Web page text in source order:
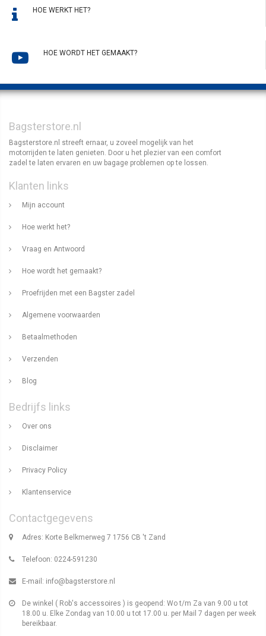
HOE WERKT HET?
HOE WORDT HET GEMAAKT?
Bagsterstore.nl
Bagsterstore.nl streeft ernaar, u zoveel mogelijk van het
motorrijden te laten genieten. Door u het plezier van een comfort
zadel te laten ervaren en uw bagage problemen op te lossen.
Klanten links
Mijn account
Hoe werkt het?
Vraag en Antwoord
Hoe wordt het gemaakt?
Proefrijden met een Bagster zadel
Algemene voorwaarden
Betaalmethoden
Verzenden
Blog
Bedrijfs links
Over ons
Disclaimer
Privacy Policy
Klantenservice
Contactgegevens
Adres: Korte Belkmerweg 7 1756 CB 't Zand
Telefoon: 0224-591230
E-mail: info@bagsterstore.nl
De winkel ( Rob's accessoires ) is geopend: Wo t/m Za van 9.00 u tot
18.00 u. Elke Zondag van 10.00 u tot 17.00 u. per Mail 7 dagen per week
bereikbaar.